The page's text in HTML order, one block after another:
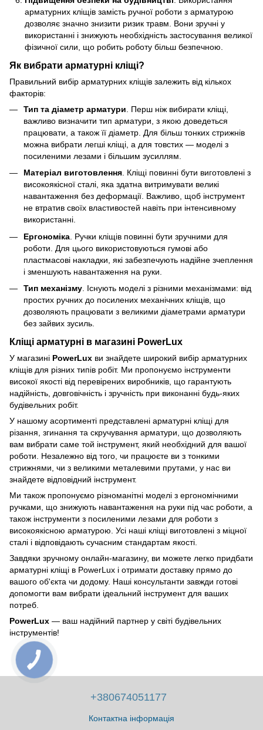
арматурних кліщів замість ручної роботи з арматурою
дозволяє значно знизити ризик травм. Вони зручні у
використанні і знижують необхідність застосування великої
фізичної сили, що робить роботу більш безпечною.
Як вибрати арматурні кліщі?
Правильний вибір арматурних кліщів залежить від кількох
факторів:
Тип та діаметр арматури . Перш ніж вибирати кліщі,
важливо визначити тип арматури, з якою доведеться
працювати, а також її діаметр. Для більш тонких стрижнів
можна вибрати легші кліщі, а для товстих — моделі з
посиленими лезами і більшим зусиллям.
Матеріал виготовлення. Кліщі повинні бути виготовлені з
високоякісної сталі, яка здатна витримувати великі
навантаження без деформації. Важливо, щоб інструмент
не втратив своїх властивостей навіть при інтенсивному
використанні.
Ергономіка . Ручки кліщів повинні бути зручними для
роботи. Для цього використовуються гумові або
пластмасові накладки, які забезпечують надійне зчеплення
і зменшують навантаження на руки.
Тип механізму . Існують моделі з різними механізмами: від
простих ручних до посилених механічних кліщів, що
дозволяють працювати з великими діаметрами арматури
без зайвих зусиль.
Кліщі арматурні в магазині PowerLux
У магазині PowerLux ви знайдете широкий вибір арматурних
кліщів для різних типів робіт. Ми пропонуємо інструменти
високої якості від перевірених виробників, що гарантують
надійність, довговічність і зручність при виконанні будь-яких
будівельних робіт.
У нашому асортименті представлені арматурні кліщі для
різання, згинання та скручування арматури, що дозволяють
вам вибрати саме той інструмент, який необхідний для вашої
роботи. Незалежно від того, чи працюєте ви з тонкими
стрижнями, чи з великими металевими прутами, у нас ви
знайдете відповідний інструмент.
Ми також пропонуємо різноманітні моделі з ергономічними
ручками, що знижують навантаження на руки під час роботи, а
також інструменти з посиленими лезами для роботи з
високоякісною арматурою. Усі наші кліщі виготовлені з міцної
сталі і відповідають сучасним стандартам якості.
Завдяки зручному онлайн-магазину, ви можете легко придбати
арматурні кліщі в PowerLux і отримати доставку прямо до
вашого об'єкта чи додому. Наші консультанти завжди готові
допомогти вам вибрати ідеальний інструмент для ваших
потреб.
PowerLux — ваш надійний партнер у світі будівельних
інструментів!
+380674051177
Контактна інформація